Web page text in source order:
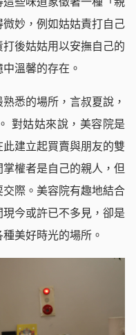
妙，例如姑姑責打自己
後姑姑用以安撫自己的
溫馨的存在。
悉的場所，言叔夏說，
對姑姑來說，美容院是
建立起買賣與朋友的雙
權者是自己的親人，但
際。美容院有趣地結合
今或許已不多見，卻是
美好時光的場所。